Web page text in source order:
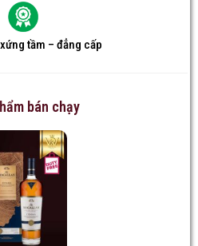
tầm – đẳng cấp
bán chạy